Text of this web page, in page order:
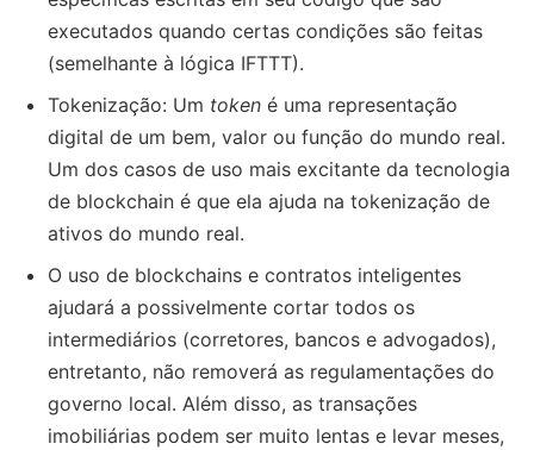
executados quando certas condições são feitas
(semelhante à lógica IFTTT).
Tokenização: Um token é uma representação
digital de um bem, valor ou função do mundo real.
Um dos casos de uso mais excitante da tecnologia
de blockchain é que ela ajuda na tokenização de
ativos do mundo real.
O uso de blockchains e contratos inteligentes
ajudará a possivelmente cortar todos os
intermediários (corretores, bancos e advogados),
entretanto, não removerá as regulamentações do
governo local. Além disso, as transações
imobiliárias podem ser muito lentas e levar meses,